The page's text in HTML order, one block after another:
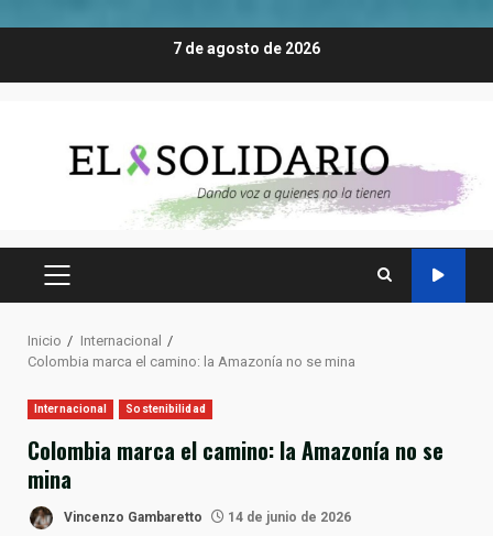
7 de agosto de 2026
MENÚ
Inicio
Internacional
Colombia marca el camino: la Amazonía no se mina
Internacional Sostenibilidad
Colombia marca el camino: la Amazonía no se
mina
Vincenzo Gambaretto 14 de junio de 2026